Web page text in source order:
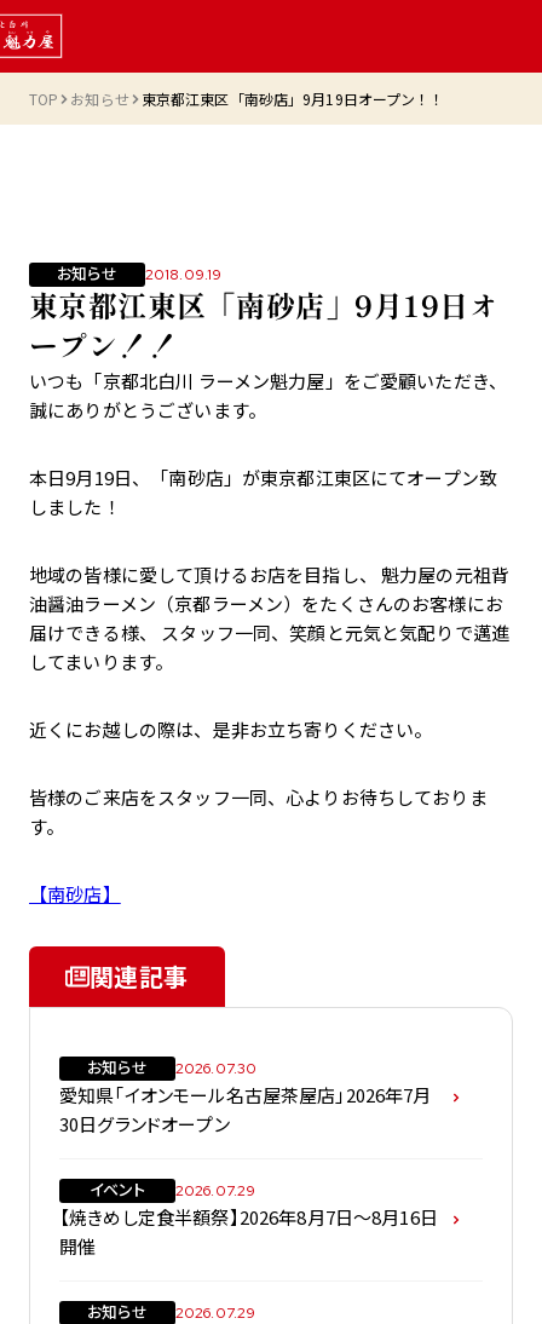
TOP お知らせ 東京都江東区「南砂店」9月19日オープン！！
お知らせ 2018.09.19
東京都江東区「南砂店」9月19日オ
ープン！！
いつも「京都北白川 ラーメン魁力屋」をご愛顧いただき、
誠にありがとうございます。
本日9月19日、「南砂店」が東京都江東区にてオープン致
しました！
地域の皆様に愛して頂けるお店を目指し、 魁力屋の元祖背
油醤油ラーメン（京都ラーメン）をたくさんのお客様にお
届けできる様、 スタッフ一同、笑顔と元気と気配りで邁進
してまいります。
近くにお越しの際は、是非お立ち寄りください。
皆様のご来店をスタッフ一同、心よりお待ちしておりま
す。
【南砂店】
関連記事
お知らせ 2026.07.30
愛知県「イオンモール名古屋茶屋店」2026年7月
30日グランドオープン
イベント 2026.07.29
【焼きめし定食半額祭】2026年8月7日～8月16日
開催
お知らせ 2026.07.29